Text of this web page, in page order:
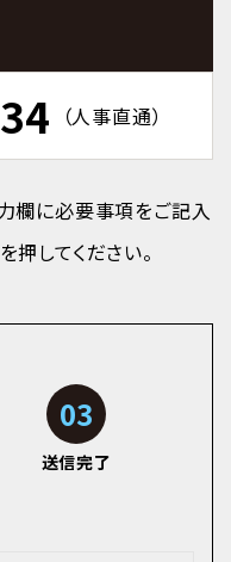
（人事直通）
欄に必要事項をご記入
押してください。
03
送信完了